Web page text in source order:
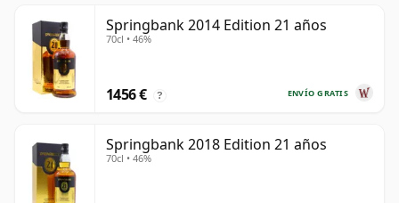
Springbank 2014 Edition 21 años
70cl • 46%
ENVÍO GRATIS
1456 € ?
Springbank 2018 Edition 21 años
70cl • 46%